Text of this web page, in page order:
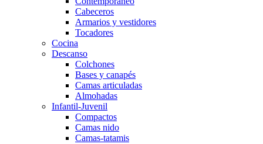
Cabeceros
Armarios y vestidores
Tocadores
Cocina
Descanso
Colchones
Bases y canapés
Camas articuladas
Almohadas
Infantil-Juvenil
Compactos
Camas nido
Camas-tatamis